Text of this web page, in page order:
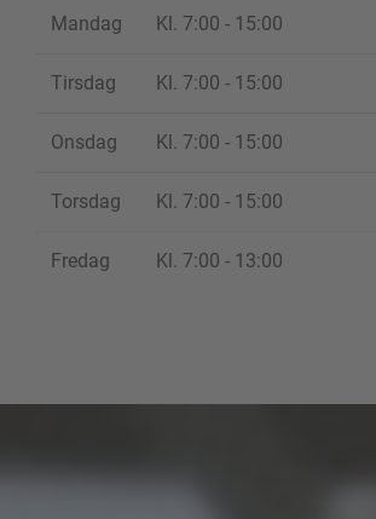
Mandag Kl. 7:00 - 15:00
Tirsdag Kl. 7:00 - 15:00
Onsdag Kl. 7:00 - 15:00
Torsdag Kl. 7:00 - 15:00
Fredag Kl. 7:00 - 13:00